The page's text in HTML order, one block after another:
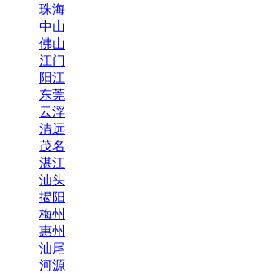
珠海
中山
佛山
江门
阳江
东莞
云浮
清远
茂名
湛江
汕头
揭阳
梅州
惠州
汕尾
河源